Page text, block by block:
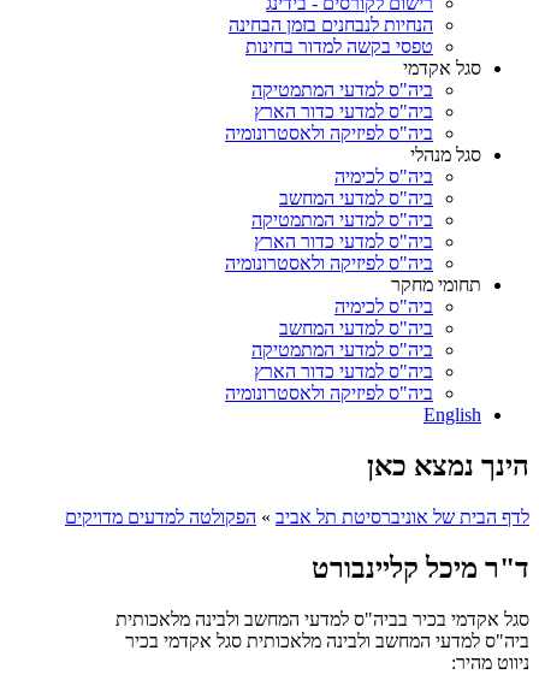
הנחיות לנבחנים בזמן הבחינה
טפסי בקשה למדור בחינות
סגל אקדמי
ביה"ס למדעי המתמטיקה
ביה"ס למדעי כדור הארץ
ביה"ס לפיזיקה ולאסטרונומיה
סגל מנהלי
ביה"ס לכימיה
ביה"ס למדעי המחשב
ביה"ס למדעי המתמטיקה
ביה"ס למדעי כדור הארץ
ביה"ס לפיזיקה ולאסטרונומיה
תחומי מחקר
ביה"ס לכימיה
ביה"ס למדעי המחשב
ביה"ס למדעי המתמטיקה
ביה"ס למדעי כדור הארץ
ביה"ס לפיזיקה ולאסטרונומיה
English
הינך נמצא כאן
לדף הבית של אוניברסיטת תל אביב » הפקולטה למדעים מדויקים
ד"ר מיכל קליינבורט
סגל אקדמי בכיר בביה"ס למדעי המחשב ולבינה מלאכותית
ביה"ס למדעי המחשב ולבינה מלאכותית סגל אקדמי בכיר
ניווט מהיר: